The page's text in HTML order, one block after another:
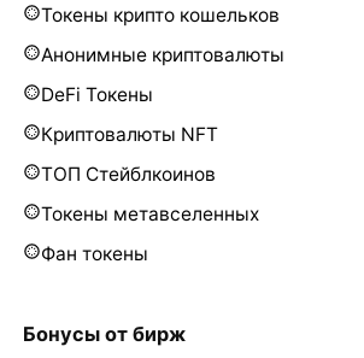
Токены крипто кошельков
Анонимные криптовалюты
DeFi Токены
Криптовалюты NFT
ТОП Стейблкоинов
Токены метавселенных
Фан токены
Бонусы от бирж